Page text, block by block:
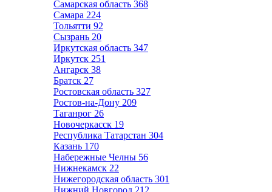
Самарская область 368
Самара 224
Тольятти 92
Сызрань 20
Иркутская область 347
Иркутск 251
Ангарск 38
Братск 27
Ростовская область 327
Ростов-на-Дону 209
Таганрог 26
Новочеркасск 19
Республика Татарстан 304
Казань 170
Набережные Челны 56
Нижнекамск 22
Нижегородская область 301
Нижний Новгород 212